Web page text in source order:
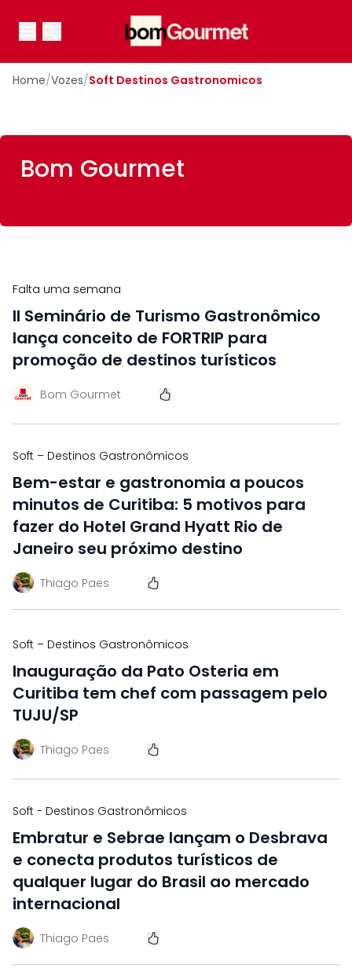
Open main menu
Open main menu
Home/Vozes/Soft Destinos Gastronomicos
Bom Gourmet
Falta uma semana
II Seminário de Turismo Gastronômico
lança conceito de FORTRIP para
promoção de destinos turísticos
Bom Gourmet
Soft – Destinos Gastronômicos
Bem-estar e gastronomia a poucos
minutos de Curitiba: 5 motivos para
fazer do Hotel Grand Hyatt Rio de
Janeiro seu próximo destino
Thiago Paes
Soft – Destinos Gastronômicos
Inauguração da Pato Osteria em
Curitiba tem chef com passagem pelo
TUJU/SP
Thiago Paes
Soft - Destinos Gastronômicos
Embratur e Sebrae lançam o Desbrava
e conecta produtos turísticos de
qualquer lugar do Brasil ao mercado
internacional
Thiago Paes